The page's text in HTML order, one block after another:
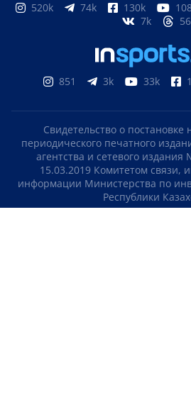
520k 74k 130k
7k
851 3k 33k
Свидетельство о постановке
периодического печатного
агентства и сетевого
15.03.2019 Комитетом связи,
информации Министерства по
Республики